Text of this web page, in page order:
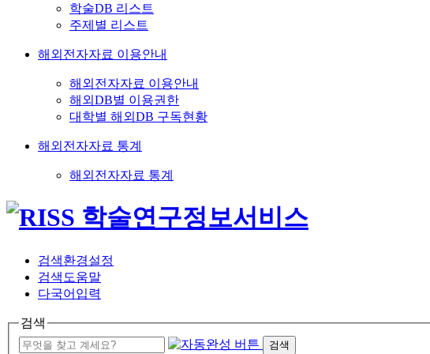
학술DB 리스트
주제별 리스트
해외전자자료 이용안내
해외전자자료 이용안내
해외DB별 이용권한
대학별 해외DB 구독현황
해외전자자료 통계
해외전자자료 통계
검색환경설정
검색도움말
다국어입력
검색
검색